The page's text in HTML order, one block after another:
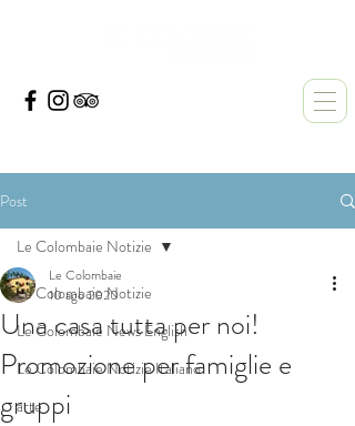
Post
Le Colombaie Notizie
Le Colombaie News English
Le Colombaie Notizie Italiano
arte
Le Colombaie Notizie
Una casa tutta per noi!
Promozione per famiglie e
gruppi
Le Colombaie
10 ago 2020